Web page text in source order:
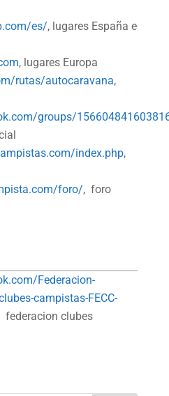
es/, lugares España e
, lugares Europa
rutas/autocaravana,
groups/
index.php,
foro/, foro
Federacion-
campistas-FECC-
federacion clubes